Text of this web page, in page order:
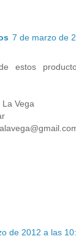
7 de marzo de
estos
Vega
de 2012 a las